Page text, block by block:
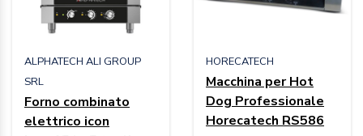
ALPHATECH ALI GROUP
SRL
Forno combinato
elettrico icon
HORECATECH
Macchina per Hot
Dog Professionale
Horecatech RS586